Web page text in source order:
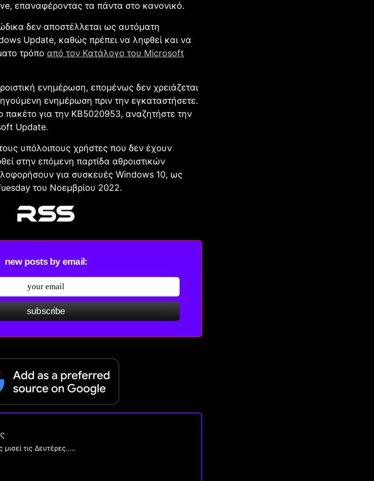
επαναφέροντας τα πάντα στο κανονικό.
δεν αποστέλλεται ως αυτόματη
Update, καθώς πρέπει να ληφθεί και να
τρόπο από τον Κατάλογο του Microsoft
ενημέρωση, επομένως δεν χρειάζεται
ενημέρωση πριν την εγκαταστήσετε.
πακέτο για την KB5020953, αναζητήστε την
Update.
υπόλοιπους χρήστες που δεν έχουν
στην επόμενη παρτίδα αθροιστικών
για συσκευές Windows 10, ως
του Νοεμβρίου 2022.
new posts by email:
subscribe
μισεί τις Δευτέρες…..